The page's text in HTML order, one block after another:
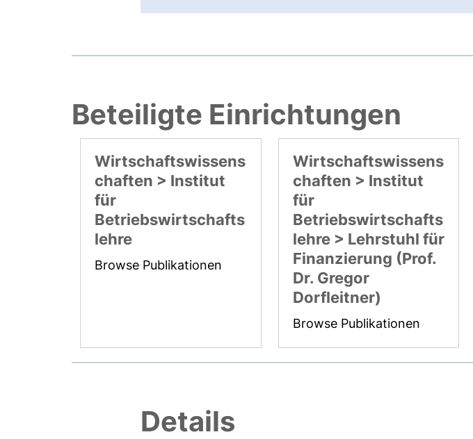
Beteiligte Einrichtungen
Wirtschaftswissens
chaften > Institut
für
Betriebswirtschafts
lehre
Browse Publikationen
Wirtschaftswissens
chaften > Institut
für
Betriebswirtschafts
lehre > Lehrstuhl für
Finanzierung (Prof.
Dr. Gregor
Dorfleitner)
Browse Publikationen
Details